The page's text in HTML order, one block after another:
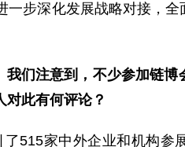
一步深化发展战略对接，
们注意到，不少参加链
此有何评论？
515家中外企业和机构参